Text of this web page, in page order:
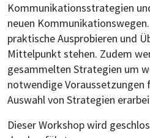
Kommunikationsstrategien
neuen
praktische Ausprobieren und
Mittelpunkt stehen. Zudem
gesammelten Strategien um
notwendige
Auswahl von Strategien
Dieser Workshop wird